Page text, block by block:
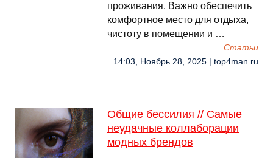
проживания. Важно обеспечить
комфортное место для отдыха,
чистоту в помещении и …
Cтатьи
14:03, Ноябрь 28, 2025 | top4man.ru
Общие бессилия // Самые
неудачные коллаборации
модных брендов